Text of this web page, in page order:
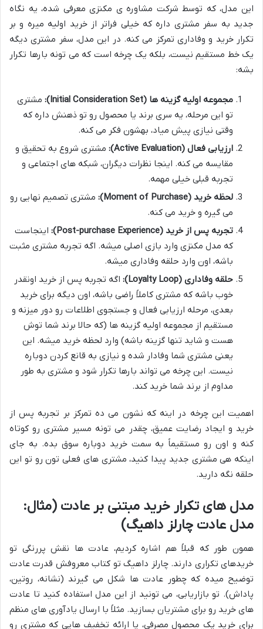
این مدل، که توسط شرکت مشاوره ی مکنزی معرفی شده، یه نگاه
جدید به سفر مشتری داره که خیلی فراتر از خرید اولیه میره و بر
تکرار خرید و وفاداری تمرکز می کنه. در این مدل، سفر مشتری دیگه
یک خط مستقیم نیست، بلکه یک چرخه است که می تونه بارها تکرار
بشه:
مجموعه اولیه گزینه ها (Initial Consideration Set):
مشتری
تو این مرحله، یه سری برند یا محصول رو تو ذهنش داره که
وقتی نیازی پیش میاد، بهشون فکر می کنه.
ارزیابی فعال (Active Evaluation):
مشتری شروع به تحقیق و
مقایسه می کنه. اینجا نظرات دیگران، شبکه های اجتماعی و
تجربه قبلی خیلی مهمه.
لحظه خرید (Moment of Purchase):
مشتری تصمیم نهایی رو
می گیره و خرید می کنه.
تجربه پس از خرید (Post-purchase Experience):
اینجاست
که مدل مکنزی وارد بازی اصلی میشه. اگه تجربه مشتری مثبت
باشه، اون وارد حلقه وفاداری میشه.
حلقه وفاداری (Loyalty Loop):
اگه تجربه پس از خرید اونقدر
خوب باشه که مشتری کاملاً راضی باشه، اون دیگه برای خرید
بعدی، مرحله ارزیابی فعال و جستجوی اطلاعات رو دور میزنه و
مستقیم از مجموعه اولیه گزینه ها (که حالا برند شما توش
هست و شاید تنها گزینه باشه) وارد لحظه خرید میشه. این
یعنی مشتری شما وفادار شده و نیازی به قانع کردن دوباره
نیست. این چرخه می تواند بارها تکرار شود و مشتری به طور
مداوم از برند شما خرید کند.
اهمیت این چرخه در اینه که نشون می ده تمرکز بر تجربه پس از
خرید و ایجاد رضایت عمیق، چقدر می تونه مسیر مشتری رو کوتاه
کنه و اون رو مستقیماً به سمت خرید دوباره سوق بده. به جای
اینکه هی مشتری جدید پیدا کنید، مشتری های فعلی تون رو تو این
حلقه نگه دارید.
مدل های تکرار خرید مبتنی بر عادت (مثال:
مدل عادت چارلز داهیگ)
همون طور که قبلاً هم اشاره کردیم، عادت ها نقش پررنگی تو
خریدهای تکراری دارند. چارلز داهیگ تو کتاب معروفش قدرت عادت
توضیح میده که چطور عادت ها شکل می گیرند (نشانه، روتین،
پاداش). تو بازاریابی، می تونید از این مدل استفاده کنید تا عادت
های خرید رو برای مشتریان بسازید. مثلاً با ارسال یادآوری های منظم
برای خرید یک محصول مصرفی، یا ارائه تخفیف هایی که مشتری رو